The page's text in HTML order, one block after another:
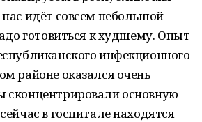
идёт совсем небольшой
готовиться к худшему. Опыт
инфекционного
районе оказался очень
основную
в госпитале находятся